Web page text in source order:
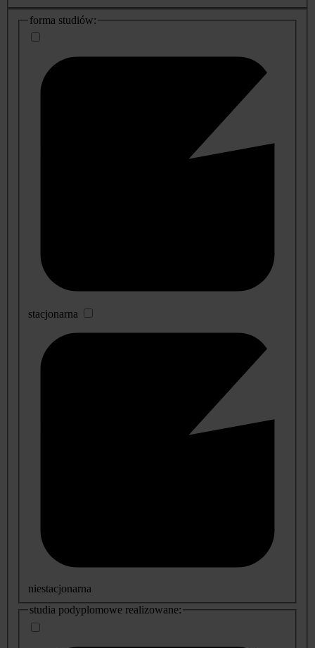
dodatkowe
informacje
forma studiów:
stacjonarna
niestacjonarna
studia podyplomowe realizowane: